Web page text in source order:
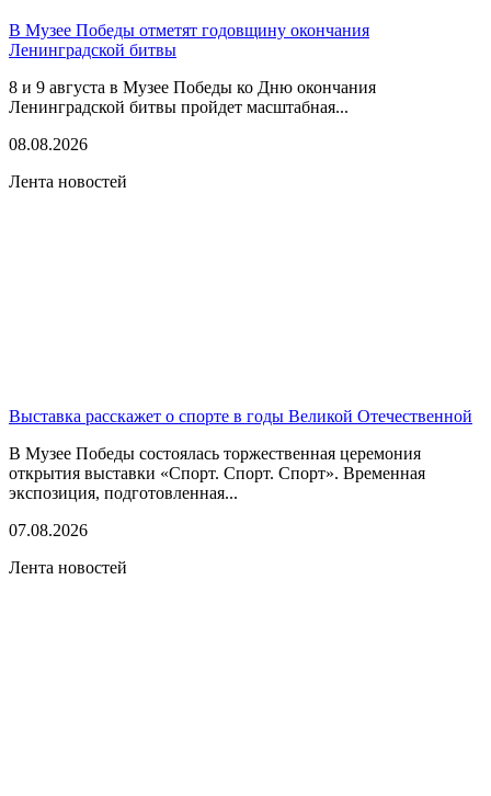
В Музее Победы отметят годовщину окончания
Ленинградской битвы
8 и 9 августа в Музее Победы ко Дню окончания
Ленинградской битвы пройдет масштабная...
08.08.2026
Лента новостей
Выставка расскажет о спорте в годы Великой Отечественной
В Музее Победы состоялась торжественная церемония
открытия выставки «Спорт. Спорт. Спорт». Временная
экспозиция, подготовленная...
07.08.2026
Лента новостей